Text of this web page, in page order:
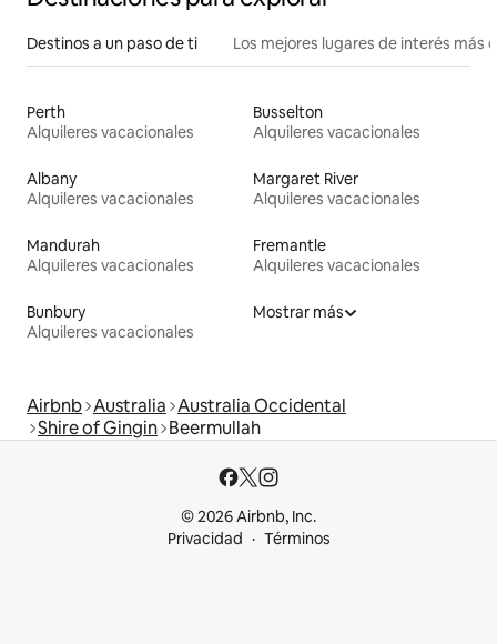
Destinos a un paso de ti Los mejores lugares de interés más
Perth
Alquileres vacacionales
Busselton
Alquileres vacacionales
Albany
Alquileres vacacionales
Margaret River
Alquileres vacacionales
Mandurah
Alquileres vacacionales
Fremantle
Alquileres vacacionales
Bunbury
Alquileres vacacionales
Mostrar más
Airbnb Australia Australia Occidental
Shire of Gingin Beermullah
© 2026 Airbnb, Inc.
Privacidad
Términos